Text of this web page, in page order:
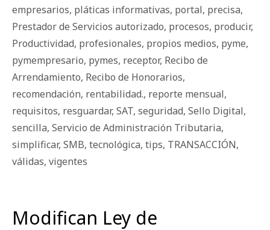
empresarios, pláticas informativas, portal, precisa,
Prestador de Servicios autorizado, procesos, producir,
Productividad, profesionales, propios medios, pyme,
pymempresario, pymes, receptor, Recibo de
Arrendamiento, Recibo de Honorarios,
recomendación, rentabilidad., reporte mensual,
requisitos, resguardar, SAT, seguridad, Sello Digital,
sencilla, Servicio de Administración Tributaria,
simplificar, SMB, tecnológica, tips, TRANSACCIÓN,
válidas, vigentes
Modifican Ley de